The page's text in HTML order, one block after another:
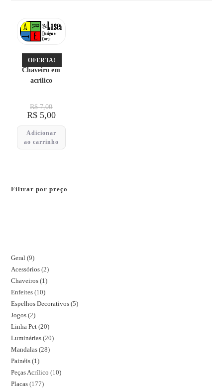
OFERTA!
Chaveiros
Chaveiro em
acrílico
R$7,00
R$5,00
Adicionar
ao carrinho
Filtrar por preço
Geral 9
Acessórios 2
Chaveiros 1
Enfeites 10
Espelhos Decorativos 5
Jogos 2
Linha Pet 20
Luminárias 20
Mandalas 28
Painéis 1
Peças Acrílico 10
Placas 177